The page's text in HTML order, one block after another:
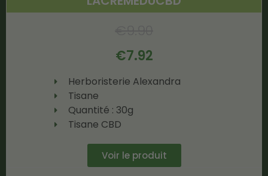
€7.92
Herboristerie Alexandra
Tisane
Quantité : 30g
Tisane CBD
Voir le produit